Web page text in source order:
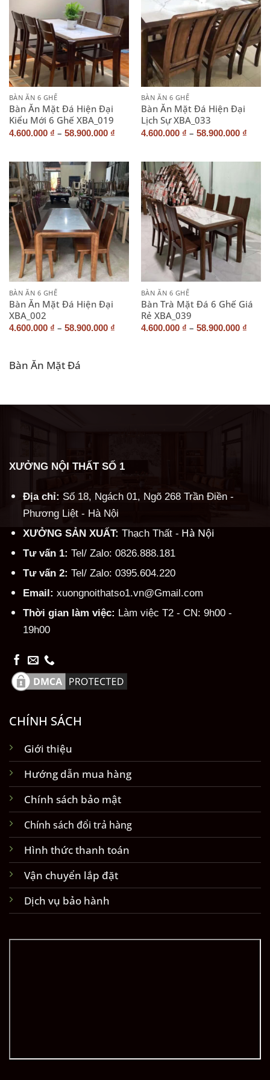
BÀN ĂN 6 GHẾ
Bàn Ăn Mặt Đá Hiện Đại
Kiểu Mới 6 Ghế XBA_019
4.600.000 ₫ – 58.900.000 ₫
BÀN ĂN 6 GHẾ
Bàn Ăn Mặt Đá Hiện Đại
Lịch Sự XBA_033
4.600.000 ₫ – 58.900.000 ₫
BÀN ĂN 6 GHẾ
Bàn Ăn Mặt Đá Hiện Đại
XBA_002
4.600.000 ₫ – 58.900.000 ₫
BÀN ĂN 6 GHẾ
Bàn Trà Mặt Đá 6 Ghế Giá
Rẻ XBA_039
4.600.000 ₫ – 58.900.000 ₫
Bàn Ăn Mặt Đá
XƯỞNG NỘI THẤT SỐ 1
Địa chỉ: Số 18, Ngách 01, Ngõ 268 Trần Điền -
Phương Liệt - Hà Nội
XƯỞNG SẢN XUẤT: Thạch Thất - Hà Nội
Tư vấn 1: Tel/ Zalo: 0826.888.181
Tư vấn 2: Tel/ Zalo: 0395.604.220
Email: xuongnoithatso1.vn@Gmail.com
Thời gian làm việc: Làm việc T2 - CN: 9h00 -
19h00
CHÍNH SÁCH
Giới thiệu
Hướng dẫn mua hàng
Chính sách bảo mật
Chính sách đổi trả hàng
Hình thức thanh toán
Vận chuyển lắp đặt
Dịch vụ bảo hành